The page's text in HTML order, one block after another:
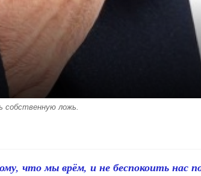
собственную ложь.
что мы врём, и не беспокоить нас